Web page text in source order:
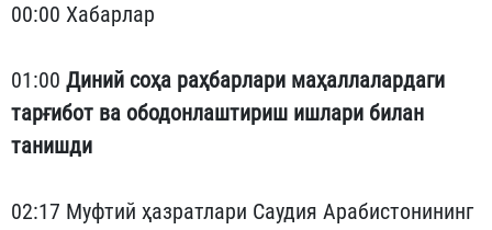
00:00 Хабарлар
01:00 Диний соҳа раҳбарлари маҳаллалардаги
тарғибот ва ободонлаштириш ишлари билан
танишди
02:17 Муфтий ҳазратлари Саудия Арабистонининг